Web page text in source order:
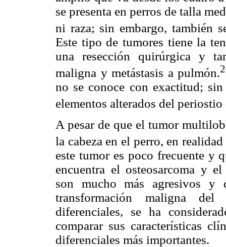
se presenta en perros de talla
ni raza; sin embargo, también
Este tipo de tumores tiene la
una resección quirúrgica y
maligna y metástasis a pulmón.
no se conoce con exactitud;
elementos alterados del
A pesar de que el tumor
la cabeza en el perro, en
este tumor es poco frecuente y
encuentra el osteosarcoma y
son mucho más agresivos
transformación maligna
diferenciales, se ha
comparar sus características
diferenciales más importantes.